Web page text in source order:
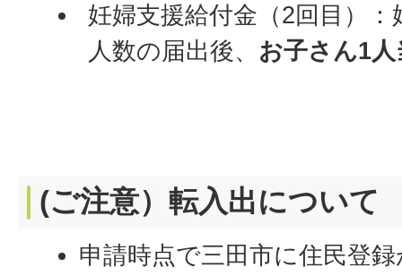
妊婦支援給付金（2回目）
人数の届出後、 お子さん1
(ご注意）転入出について
申請時点で三田市に住民登